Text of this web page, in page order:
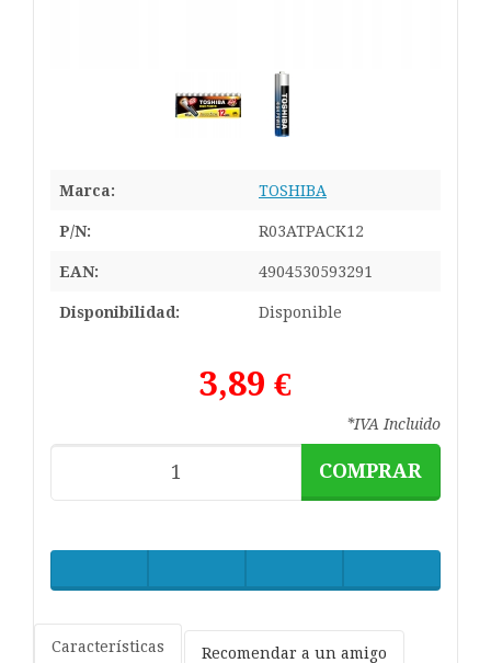
Marca: TOSHIBA
P/N: R03ATPACK12
EAN: 4904530593291
Disponibilidad: Disponible
3,89 €
*IVA Incluido
COMPRAR
Características Recomendar a un amigo